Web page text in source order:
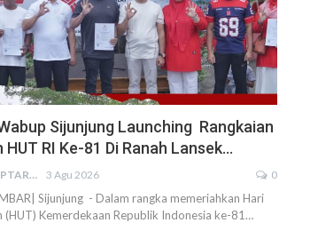
Sijunjung Launching Rangkaian
HUT RI Ke-81 Di Ranah Lansek…
PEMRED SAPTARIUS 3 Agu 2026 0
Sijunjung - Dalam rangka memeriahkan Hari
(HUT) Kemerdekaan Republik Indonesia ke-81…